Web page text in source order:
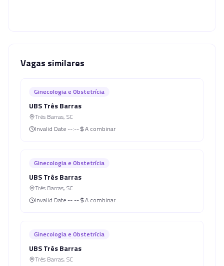
Vagas similares
Ginecologia e Obstetrícia
UBS Três Barras
Três Barras, SC
Invalid Date --:-- A combinar
Ginecologia e Obstetrícia
UBS Três Barras
Três Barras, SC
Invalid Date --:-- A combinar
Ginecologia e Obstetrícia
UBS Três Barras
Três Barras, SC